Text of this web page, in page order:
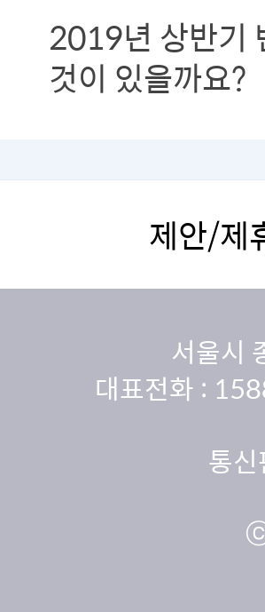
2019년 상반기
것이 있을까요?
제안/제
서울시
대표전화 :
통